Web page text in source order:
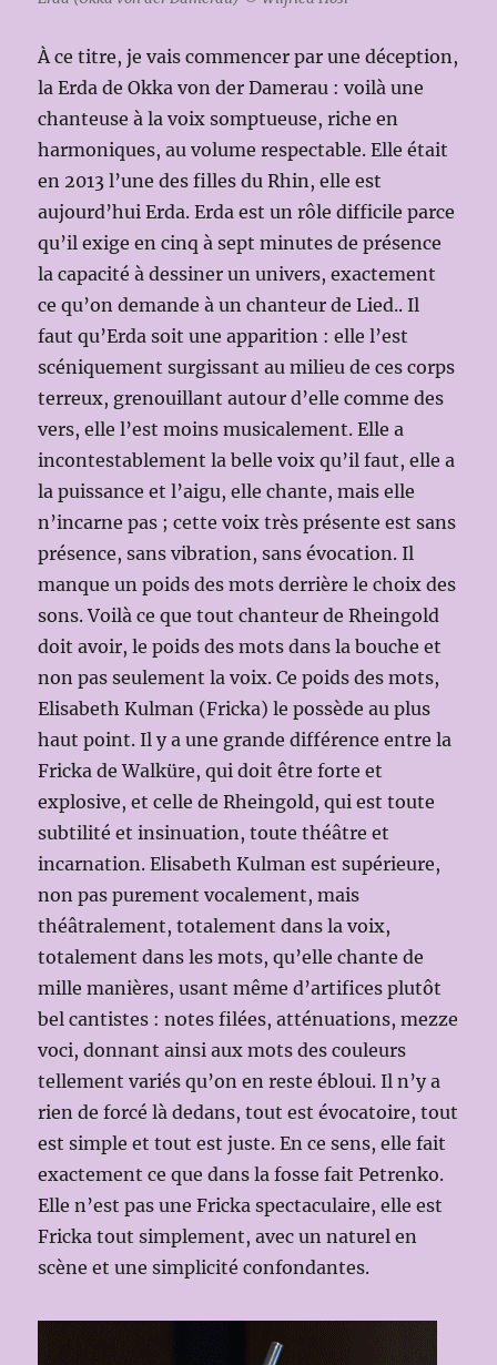
À ce titre, je vais commencer par une déception,
la Erda de Okka von der Damerau : voilà une
chanteuse à la voix somptueuse, riche en
harmoniques, au volume respectable. Elle était
en 2013 l’une des filles du Rhin, elle est
aujourd’hui Erda. Erda est un rôle difficile parce
qu’il exige en cinq à sept minutes de présence
la capacité à dessiner un univers, exactement
ce qu’on demande à un chanteur de Lied.. Il
faut qu’Erda soit une apparition : elle l’est
scéniquement surgissant au milieu de ces corps
terreux, grenouillant autour d’elle comme des
vers, elle l’est moins musicalement. Elle a
incontestablement la belle voix qu’il faut, elle a
la puissance et l’aigu, elle chante, mais elle
n’incarne pas ; cette voix très présente est sans
présence, sans vibration, sans évocation. Il
manque un poids des mots derrière le choix des
sons. Voilà ce que tout chanteur de Rheingold
doit avoir, le poids des mots dans la bouche et
non pas seulement la voix. Ce poids des mots,
Elisabeth Kulman (Fricka) le possède au plus
haut point. Il y a une grande différence entre la
Fricka de Walküre, qui doit être forte et
explosive, et celle de Rheingold, qui est toute
subtilité et insinuation, toute théâtre et
incarnation. Elisabeth Kulman est supérieure,
non pas purement vocalement, mais
théâtralement, totalement dans la voix,
totalement dans les mots, qu’elle chante de
mille manières, usant même d’artifices plutôt
bel cantistes : notes filées, atténuations, mezze
voci, donnant ainsi aux mots des couleurs
tellement variés qu’on en reste ébloui. Il n’y a
rien de forcé là dedans, tout est évocatoire, tout
est simple et tout est juste. En ce sens, elle fait
exactement ce que dans la fosse fait Petrenko.
Elle n’est pas une Fricka spectaculaire, elle est
Fricka tout simplement, avec un naturel en
scène et une simplicité confondantes.